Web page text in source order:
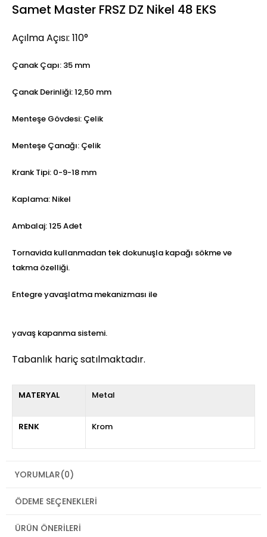
Samet Master FRSZ DZ Nikel 48 EKS
Açılma Açısı: 110°
Çanak Çapı: 35 mm
Çanak Derinliği: 12,50 mm
Menteşe Gövdesi: Çelik
Menteşe Çanağı: Çelik
Krank Tipi: 0-9-18 mm
Kaplama: Nikel
Ambalaj: 125 Adet
Tornavida kullanmadan tek dokunuşla kapağı sökme ve
takma özelliği.
Entegre yavaşlatma mekanizması ile
yavaş kapanma sistemi.
Tabanlık hariç satılmaktadır.
MATERYAL Metal
RENK Krom
YORUMLAR(0)
ÖDEME SEÇENEKLERI
ÜRÜN ÖNERILERI